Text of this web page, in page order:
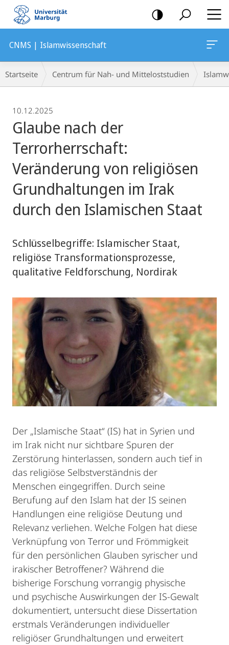
Mobile-
Navigation
CNMS | Islamwissenschaft
Breadcrumb-
Navigation
Startseite Centrum für Nah- und Mitteloststudien
10.12.2025
Glaube nach der
Terrorherrschaft:
Veränderung von religiösen
Grundhaltungen im Irak
durch den Islamischen Staat
Schlüsselbegriffe: Islamischer Staat,
religiöse Transformationsprozesse,
qualitative Feldforschung, Nordirak
Der „Islamische Staat“ (IS) hat in Syrien und
im Irak nicht nur sichtbare Spuren der
Zerstörung hinterlassen, sondern auch tief in
das religiöse Selbstverständnis der
Menschen eingegriffen. Durch seine
Berufung auf den Islam hat der IS seinen
Handlungen eine religiöse Deutung und
Relevanz verliehen. Welche Folgen hat diese
Verknüpfung von Terror und Frömmigkeit
für den persönlichen Glauben syrischer und
irakischer Betroffener? Während die
bisherige Forschung vorrangig physische
und psychische Auswirkungen der IS-Gewalt
dokumentiert, untersucht diese Dissertation
erstmals Veränderungen individueller
religiöser Grundhaltungen und erweitert